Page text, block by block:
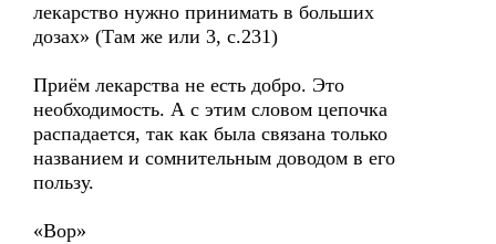
лекарство нужно принимать в больших
дозах» (Там же или 3, с.231)
Приём лекарства не есть добро. Это
необходимость. А с этим словом цепочка
распадается, так как была связана только
названием и сомнительным доводом в его
пользу.
«Вор»